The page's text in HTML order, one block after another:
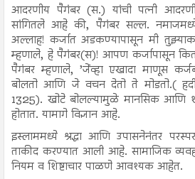
आदरणीय पैगंबर (स.) यांची पत्नी
सांगितले आहे की, पैगंबर सल्ल.
अल्लाह! कर्जात अडकण्यापासून मी
म्हणाले, हे पैगंबर(स)! आपण कर्जापासून
पैगंबर म्हणाले, ’जेंव्हा एखादा माणूस
बोलतो आणि जे वचन देतो ते मोडतो.(
1325). खोटे बोलल्यामुळे मानसिक आणि
होतात. यामागे विज्ञान आहे.
इस्लाममध्ये श्रद्धा आणि उपासनेनंतर
ताकीद करण्यात आली आहे. सामाजिक
नियम व शिष्टाचार पाळणे आवश्यक आहेत.